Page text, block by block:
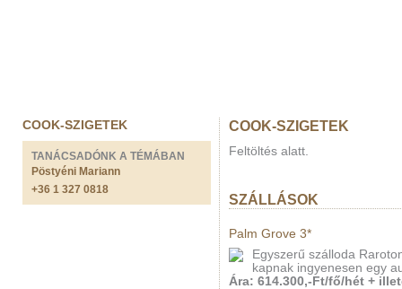
COOK-SZIGETEK
TANÁCSADÓNK A TÉMÁBAN
Pöstyéni Mariann
+36 1 327 0818
COOK-SZIGETEK
Feltöltés alatt.
SZÁLLÁSOK
Palm Grove 3*
Egyszerű szálloda
kapnak ingyenesen egy
Ára: 614.300,-Ft/fő/hét +